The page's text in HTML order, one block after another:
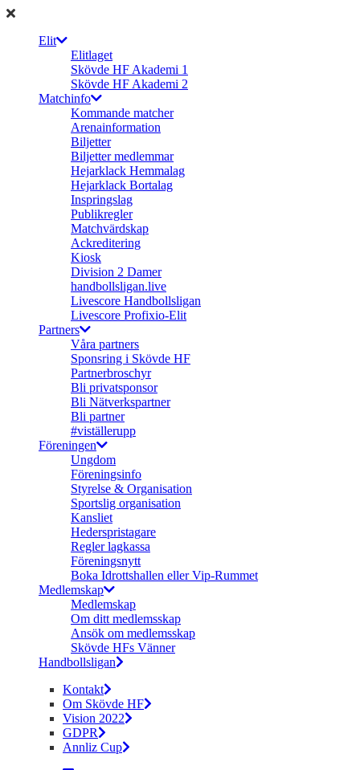
Elit
Elitlaget
Skövde HF Akademi 1
Skövde HF Akademi 2
Matchinfo
Kommande matcher
Arenainformation
Biljetter
Biljetter medlemmar
Hejarklack Hemmalag
Hejarklack Bortalag
Inspringslag
Publikregler
Matchvärdskap
Ackreditering
Kiosk
Division 2 Damer
handbollsligan.live
Livescore Handbollsligan
Livescore Profixio-Elit
Partners
Våra partners
Sponsring i Skövde HF
Partnerbroschyr
Bli privatsponsor
Bli Nätverkspartner
Bli partner
#viställerupp
Föreningen
Ungdom
Föreningsinfo
Styrelse & Organisation
Sportslig organisation
Kansliet
Hederspristagare
Regler lagkassa
Föreningsnytt
Boka Idrottshallen eller Vip-Rummet
Medlemskap
Medlemskap
Om ditt medlemsskap
Ansök om medlemsskap
Skövde HFs Vänner
Handbollsligan
Kontakt
Om Skövde HF
Vision 2022
GDPR
Annliz Cup